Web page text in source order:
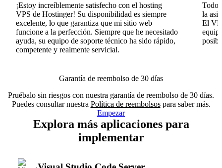
¡Estoy increíblemente satisfecho con el hosting
VPS de Hostinger! Su disponibilidad es siempre
excelente, lo que garantiza que mi sitio web
funcione a la perfección. Siempre que he necesitado
ayuda, su equipo de soporte técnico ha sido rápido,
competente y realmente servicial.
Todo
la
El
Garantía de reembolso de 30 días
Pruébalo sin riesgos con nuestra garantía de reembolso de 30 días.
Puedes consultar nuestra Política de reembolsospara saber más.
Empezar
Explora más aplicaciones para
implementar